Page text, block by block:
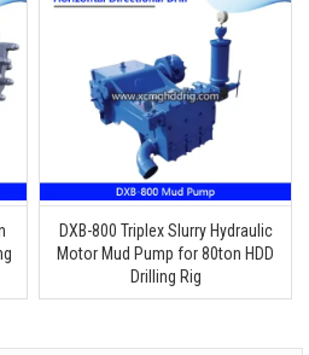
DXB-800 Triplex Slurry Hydraulic
Motor Mud Pump for 80ton HDD
Drilling Rig